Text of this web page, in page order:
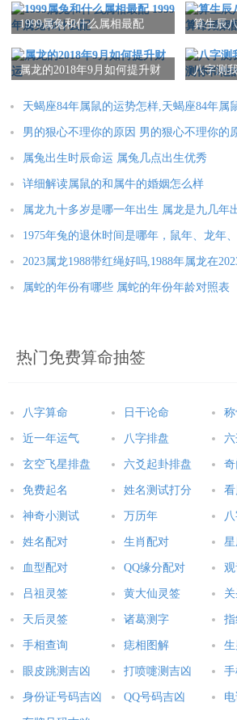
1999属兔和什么属相最配
算生辰
属龙的2018年9月如何提升财
八字测
天蝎座84年属鼠的运势怎样,天蝎座84年属
男的狠心不理你的原因 男的狠心不理你的
属兔出生时辰命运 属兔几点出生优秀
详细解读属鼠的和属牛的婚姻怎么样
属龙九十多岁是哪一年出生 属龙是九几年
1975年兔的退休时间是哪年，鼠年、龙年
2023属龙1988带红绳好吗,1988年属龙在
属蛇的年份有哪些 属蛇的年份年龄对照表
热门免费算命抽签
八字算命 日干论命
近一年运气 八字排盘
玄空飞星排盘 六爻起卦排盘
免费起名 姓名测试打分
神奇小测试 万历年
姓名配对 生肖配对
血型配对 QQ缘分配对
吕祖灵签 黄大仙灵签
天后灵签 诸葛测字
手相查询 痣相图解 生
眼皮跳测吉凶 打喷嚏测吉凶
身份证号码吉凶 QQ号码吉凶